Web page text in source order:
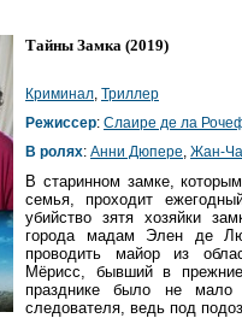
Тайны Замка (2019)
Криминал, Триллер
Режиссер: Cлаире де ла
В ролях: Анни Дюпере, Жан-
В старинном замке,
семья, проходит
убийство зятя хозяйки
города мадам Элен де
проводить майор из
Мёрисс, бывший в
празднике было не мало
следователя, ведь под